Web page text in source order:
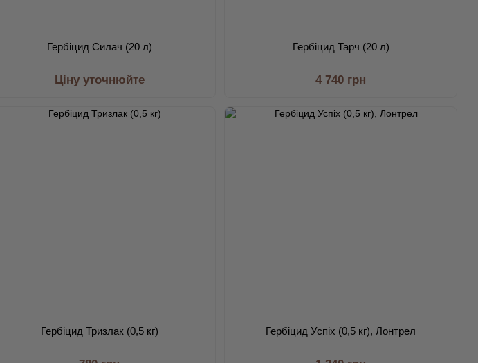
Гербіцид Силач (20 л)
Ціну уточнюйте
Гербіцид Тарч (20 л)
4 740 грн
Гербіцид Тризлак (0,5 кг) Гербіцид Успіх (0,5 кг), Лонтрел